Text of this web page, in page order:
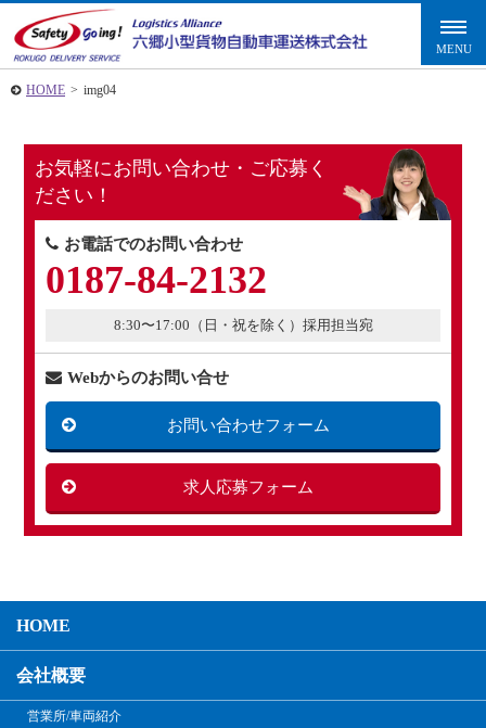
HOME > img04
お気軽にお問い合わせ・ご応募く
ださい！
お電話でのお問い合わせ
0187-84-2132
8:30〜17:00（日・祝を除く）採用担当宛
Webからのお問い合せ
お問い合わせフォーム
求人応募フォーム
HOME
会社概要
営業所/車両紹介